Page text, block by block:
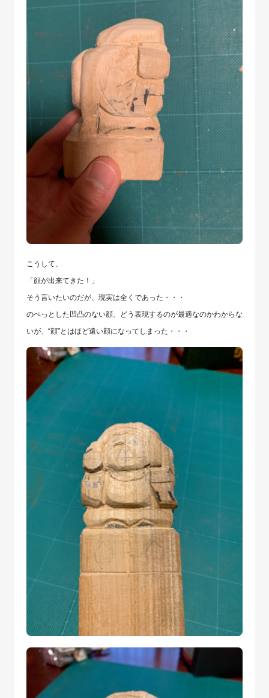
こうして、
「顔が出来てきた！」
そう言いたいのだが、現実は全くであった・・・
のぺっとした凹凸のない顔、どう表現するのが最適なのかわからな
いが、“顔”とはほど遠い顔になってしまった・・・